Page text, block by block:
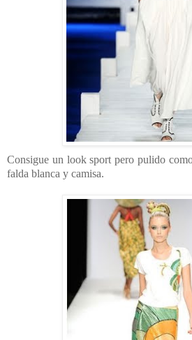
Consigue un look sport pero pulido
falda blanca y camisa.